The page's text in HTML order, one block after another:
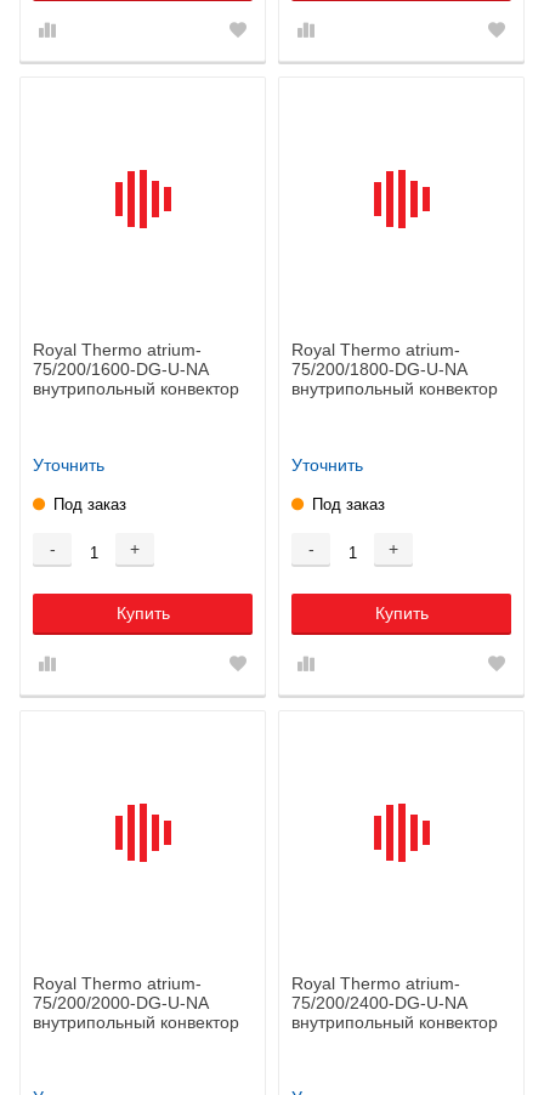
Royal Thermo atrium-
75/200/1600-DG-U-NA
внутрипольный конвектор
Уточнить
Под заказ
- +
Купить
Royal Thermo atrium-
75/200/1800-DG-U-NA
внутрипольный конвектор
Уточнить
Под заказ
- +
Купить
Royal Thermo atrium-
75/200/2000-DG-U-NA
внутрипольный конвектор
Royal Thermo atrium-
75/200/2400-DG-U-NA
внутрипольный конвектор